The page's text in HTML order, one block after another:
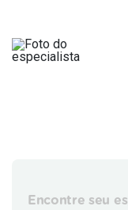
Encontre seu